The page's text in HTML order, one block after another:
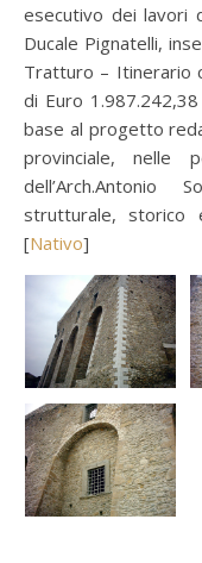
esecutivo dei lavori
Ducale Pignatelli,
Tratturo – Itinerario
di Euro
base al progetto
provinciale, nelle
dell’Arch.Antonio
strutturale, storico
[Nativo]